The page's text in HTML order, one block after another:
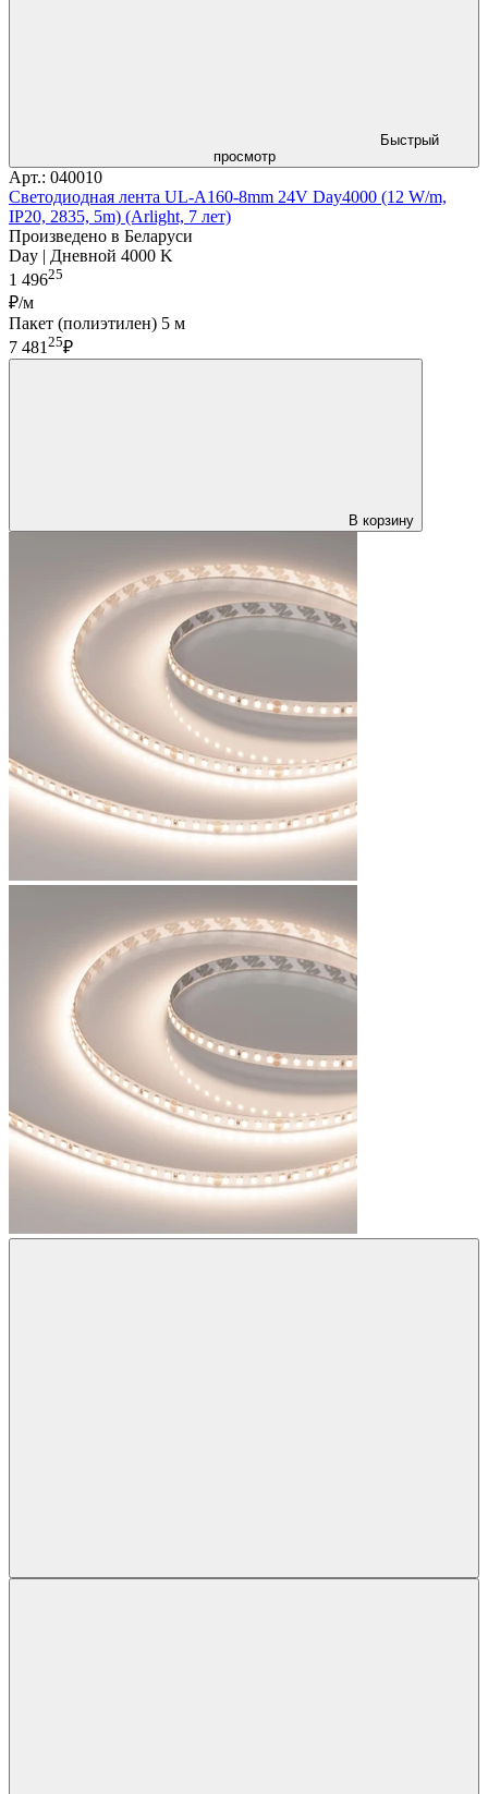
Быстрый
просмотр
Арт.: 040010
Светодиодная лента UL-A160-8mm 24V Day4000 (12 W/m,
IP20, 2835, 5m) (Arlight, 7 лет)
Произведено в Беларуси
Day | Дневной 4000 K
1 49625
₽/м
Пакет (полиэтилен) 5 м
7 481 25₽
В корзину